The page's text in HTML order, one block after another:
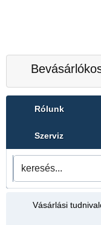
Rólunk
Szerviz
Vásárlási